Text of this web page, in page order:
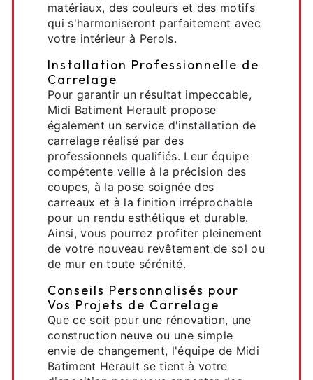
matériaux, des couleurs et des motifs
qui s'harmoniseront parfaitement avec
votre intérieur à Perols.
Installation Professionnelle de
Carrelage
Pour garantir un résultat impeccable,
Midi Batiment Herault propose
également un service d'installation de
carrelage réalisé par des
professionnels qualifiés. Leur équipe
compétente veille à la précision des
coupes, à la pose soignée des
carreaux et à la finition irréprochable
pour un rendu esthétique et durable.
Ainsi, vous pourrez profiter pleinement
de votre nouveau revêtement de sol ou
de mur en toute sérénité.
Conseils Personnalisés pour
Vos Projets de Carrelage
Que ce soit pour une rénovation, une
construction neuve ou une simple
envie de changement, l'équipe de Midi
Batiment Herault se tient à votre